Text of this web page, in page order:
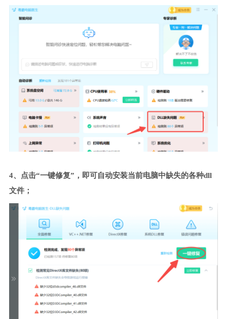
4、点击“一键修复”，即可自动安装当前电脑中缺失的各种dll
文件；